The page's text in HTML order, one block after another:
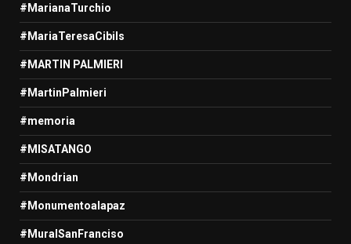
#MarianaTurchio
#MariaTeresaCibils
#MARTIN PALMIERI
#MartinPalmieri
#memoria
#MISATANGO
#Mondrian
#Monumentoalapaz
#MuralSanFranciso